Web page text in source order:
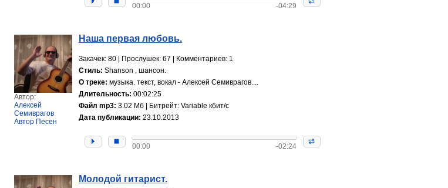
00:00 -04:29
Автор:
Алексей
Семиврагов
Автор Песен
Наша первая любовь.
Закачек: 80 | Прослушек: 67 | Комментариев: 1
Стиль: Shanson , шансон.
О треке: музыка. текст, вокал - Алексей Семиврагов....
Длительность: 00:02:25
Файл mp3: 3.02 Мб | Битрейт: Variable кбит/с
Дата публикации: 23.10.2013
00:00 -02:24
Молодой гитарист.